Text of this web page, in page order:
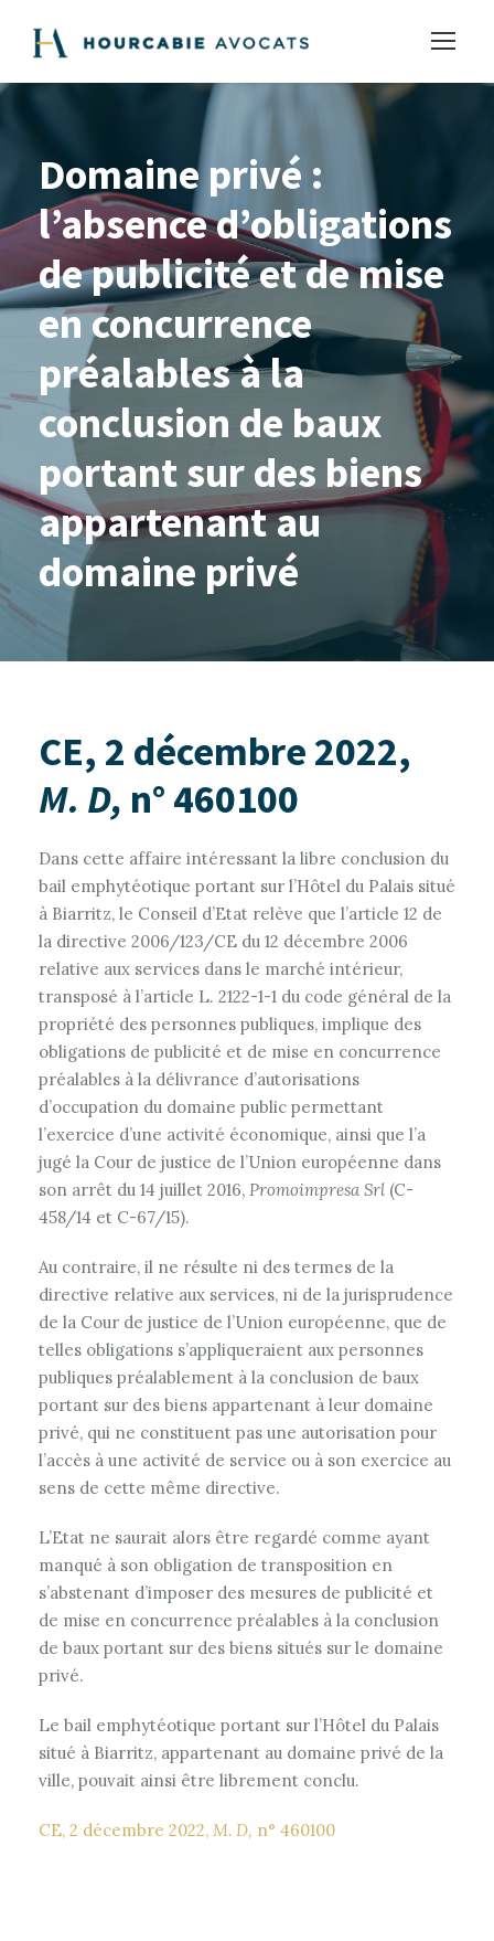
Domaine privé :
l’absence d’obligations
de publicité et de mise
en concurrence
préalables à la
conclusion de baux
portant sur des biens
appartenant au
domaine privé
CE, 2 décembre 2022,
M. D, n° 460100
Dans cette affaire intéressant la libre conclusion du
bail emphytéotique portant sur l’Hôtel du Palais situé
à Biarritz, le Conseil d’Etat relève que l’article 12 de
la directive 2006/123/CE du 12 décembre 2006
relative aux services dans le marché intérieur,
transposé à l’article L. 2122-1-1 du code général de la
propriété des personnes publiques, implique des
obligations de publicité et de mise en concurrence
préalables à la délivrance d’autorisations
d’occupation du domaine public permettant
l’exercice d’une activité économique, ainsi que l’a
jugé la Cour de justice de l’Union européenne dans
son arrêt du 14 juillet 2016, Promoimpresa Srl (C-
458/14 et C-67/15).
Au contraire, il ne résulte ni des termes de la
directive relative aux services, ni de la jurisprudence
de la Cour de justice de l’Union européenne, que de
telles obligations s’appliqueraient aux personnes
publiques préalablement à la conclusion de baux
portant sur des biens appartenant à leur domaine
privé, qui ne constituent pas une autorisation pour
l’accès à une activité de service ou à son exercice au
sens de cette même directive.
L’Etat ne saurait alors être regardé comme ayant
manqué à son obligation de transposition en
s’abstenant d’imposer des mesures de publicité et
de mise en concurrence préalables à la conclusion
de baux portant sur des biens situés sur le domaine
privé.
Le bail emphytéotique portant sur l’Hôtel du Palais
situé à Biarritz, appartenant au domaine privé de la
ville, pouvait ainsi être librement conclu.
CE, 2 décembre 2022, M. D, n° 460100